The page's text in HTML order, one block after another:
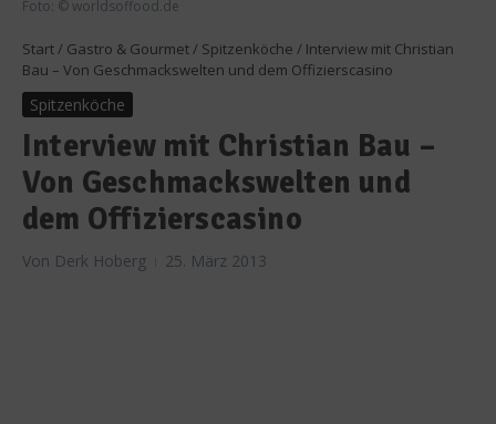
Foto: © worldsoffood.de
Start / Gastro & Gourmet / Spitzenköche / Interview mit Christian
Bau – Von Geschmackswelten und dem Offizierscasino
Spitzenköche
Interview mit Christian Bau –
Von Geschmackswelten und
dem Offizierscasino
Von Derk Hoberg 25. März 2013